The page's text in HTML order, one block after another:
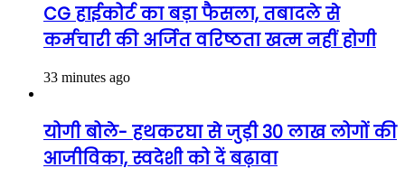
CG हाईकोर्ट का बड़ा फैसला, तबादले से
कर्मचारी की अर्जित वरिष्ठता खत्म नहीं होगी
33 minutes ago
योगी बोले- हथकरघा से जुड़ी 30 लाख लोगों की
आजीविका, स्वदेशी को दें बढ़ावा